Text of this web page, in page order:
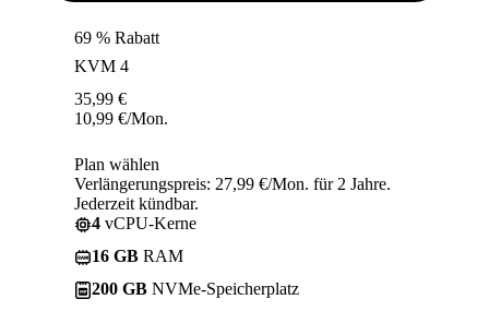
69 % Rabatt
KVM 4
35,99 €
10,99 €/Mon.
Plan wählen
Verlängerungspreis: 27,99 €/Mon. für 2 Jahre.
Jederzeit kündbar.
4 vCPU-Kerne
16 GB RAM
200 GB NVMe-Speicherplatz